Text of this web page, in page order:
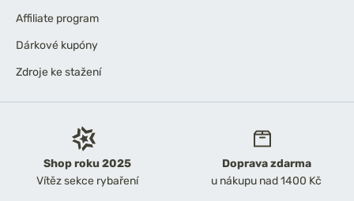
Shop roku 2025
Vítěz sekce rybaření
Doprava zdarma
u nákupu nad 1400 Kč
Affiliate program
Dárkové kupóny
Zdroje ke stažení